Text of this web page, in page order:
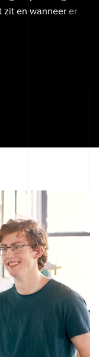
en wanneer er